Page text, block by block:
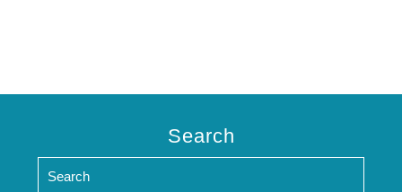
Search